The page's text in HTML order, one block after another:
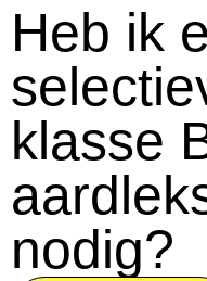
Heb ik
klasse
nodig?